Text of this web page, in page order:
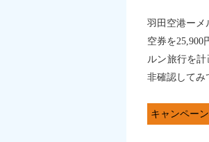
羽田空港ーメ
空券を
ルン旅行を
非確認してみ
キャンペー